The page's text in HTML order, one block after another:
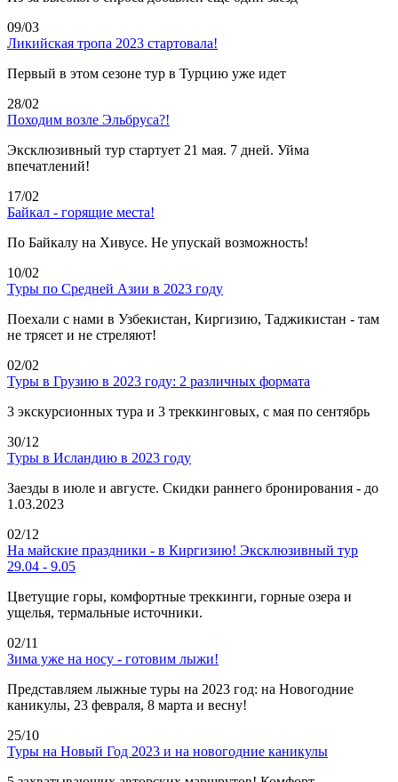
09/03
Ликийская тропа 2023 стартовала!
Первый в этом сезоне тур в Турцию уже идет
28/02
Походим возле Эльбруса?!
Эксклюзивный тур стартует 21 мая. 7 дней. Уйма
впечатлений!
17/02
Байкал - горящие места!
По Байкалу на Хивусе. Не упускай возможность!
10/02
Туры по Средней Азии в 2023 году
Поехали с нами в Узбекистан, Киргизию, Таджикистан - там
не трясет и не стреляют!
02/02
Туры в Грузию в 2023 году: 2 различных формата
3 экскурсионных тура и 3 треккинговых, с мая по сентябрь
30/12
Туры в Исландию в 2023 году
Заезды в июле и августе. Скидки раннего бронирования - до
1.03.2023
02/12
На майские праздники - в Киргизию! Эксклюзивный тур
29.04 - 9.05
Цветущие горы, комфортные треккинги, горные озера и
ущелья, термальные источники.
02/11
Зима уже на носу - готовим лыжи!
Представляем лыжные туры на 2023 год: на Новогодние
каникулы, 23 февраля, 8 марта и весну!
25/10
Туры на Новый Год 2023 и на новогодние каникулы